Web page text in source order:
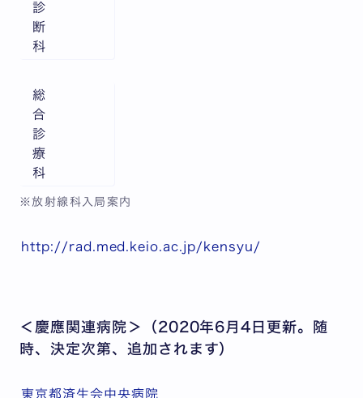
診
断
科
総
合
診
療
科
※放射線科入局案内
http://rad.med.keio.ac.jp/kensyu/
＜慶應関連病院＞（2020年6月4日更新。随
時、決定次第、追加されます）
東京都済生会中央病院